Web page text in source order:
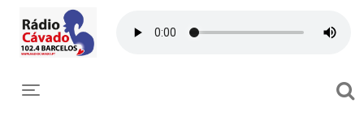
Toggle navigation